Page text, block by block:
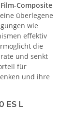
Composite
überlegene
wie
effektiv
die
und senkt
für
und ihre
ES L